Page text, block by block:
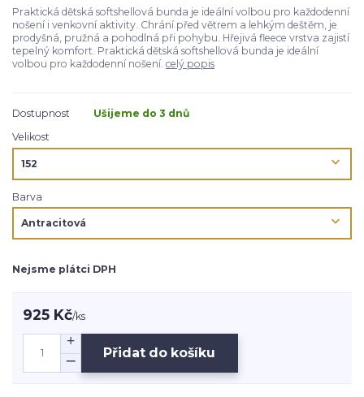
Praktická dětská softshellová bunda je ideální volbou pro každodenní
nošení i venkovní aktivity. Chrání před větrem a lehkým deštěm, je
prodyšná, pružná a pohodlná při pohybu. Hřejivá fleece vrstva zajistí
tepelný komfort. Praktická dětská softshellová bunda je ideální
volbou pro každodenní nošení. celý popis
Dostupnost
Ušijeme do 3 dnů
Velikost
Barva
Nejsme plátci DPH
925 Kč/ks
Přidat do košíku